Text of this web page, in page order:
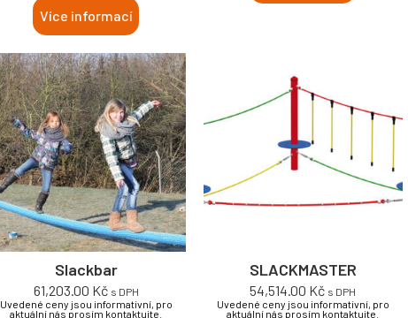
Více informací
Slackbar
61,203.00 Kč s DPH
Uvedené ceny jsou informativní, pro
aktuální nás prosím kontaktujte.
SLACKMASTER
54,514.00 Kč s DPH
Uvedené ceny jsou informativní, pro
aktuální nás prosím kontaktujte.